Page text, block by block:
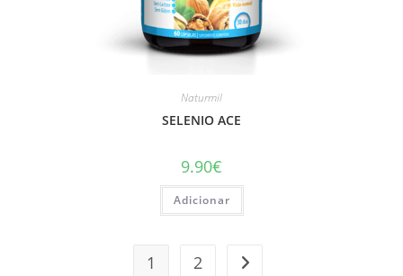
Naturmil
SELENIO ACE
9.90€
Adicionar
1 2